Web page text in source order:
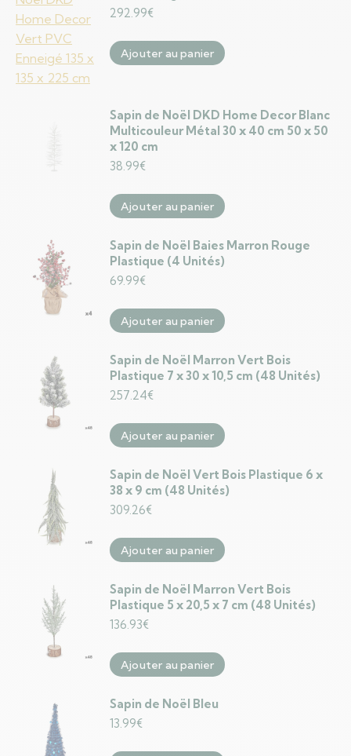
292.99€
Ajouter au panier
Sapin de Noël DKD Home Decor Blanc
Multicouleur Métal 30 x 40 cm 50 x 50
x 120 cm
38.99€
Ajouter au panier
Sapin de Noël Baies Marron Rouge
Plastique (4 Unités)
69.99€
Ajouter au panier
Sapin de Noël Marron Vert Bois
Plastique 7 x 30 x 10,5 cm (48 Unités)
257.24€
Ajouter au panier
Sapin de Noël Vert Bois Plastique 6 x
38 x 9 cm (48 Unités)
309.26€
Ajouter au panier
Sapin de Noël Marron Vert Bois
Plastique 5 x 20,5 x 7 cm (48 Unités)
136.93€
Ajouter au panier
Sapin de Noël Bleu
13.99€